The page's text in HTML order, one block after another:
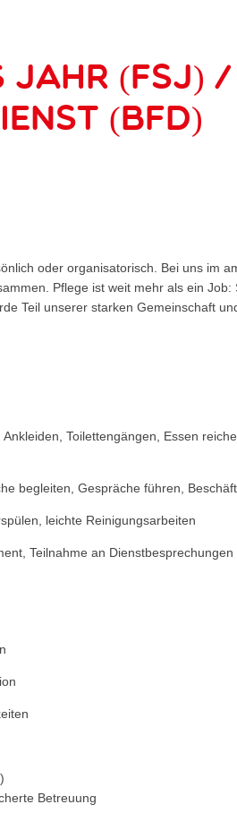
(FSJ) /
(BFD)
oder organisatorisch. Bei uns im
Pflege ist weit mehr als ein
Teil unserer starken Gemeinschaft
Toilettengängen, Essen
begleiten, Gespräche führen,
leichte Reinigungsarbeiten
Teilnahme an Dienstbesprechungen
Betreuung